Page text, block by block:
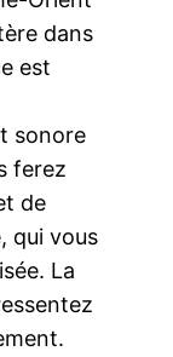
dans
est
sonore
ferez
de
qui vous
La